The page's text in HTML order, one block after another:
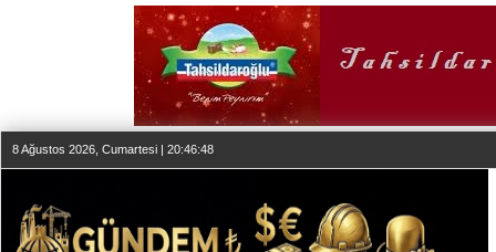
8 Ağustos 2026, Cumartesi | 20:46:49